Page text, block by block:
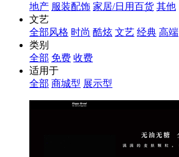
地产 服装配饰 家居/日用百货 其他
文艺
全部风格 时尚 酷炫 文艺 经典 高端
类别
全部 免费 收费
适用于
全部 商城型 展示型